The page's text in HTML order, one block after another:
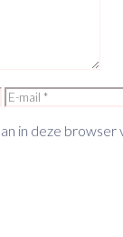
E-
mail
in deze